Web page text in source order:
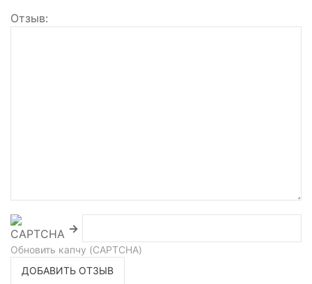
Отзыв
→
Обновить капчу (CAPTCHA)
ДОБАВИТЬ ОТЗЫВ